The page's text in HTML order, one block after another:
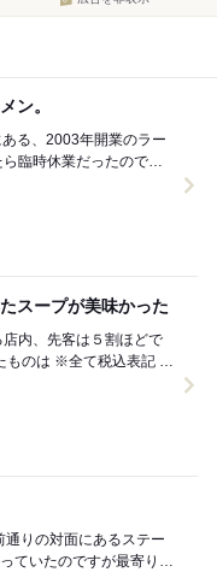
ン。
る、2003年開業のラー
スープが美味かった
ていたのですが最寄り駅